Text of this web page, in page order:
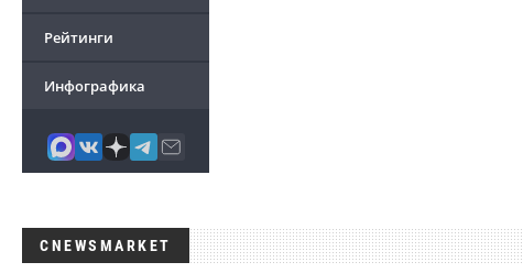
Рейтинги
Инфографика
CNEWSMARKET